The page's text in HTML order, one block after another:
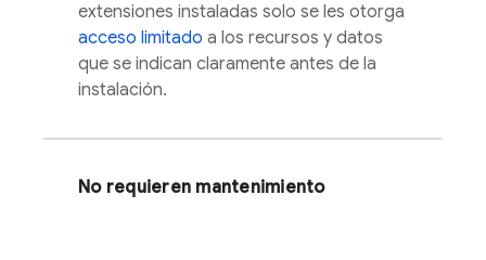
extensiones instaladas solo se les otorga
acceso limitado a los recursos y datos
que se indican claramente antes de la
instalación.
No requieren mantenimiento